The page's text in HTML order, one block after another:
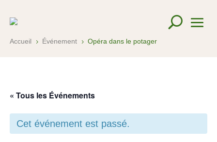
Accueil 5 Événement 5 Opéra dans le potager
« Tous les Événements
Cet événement est passé.